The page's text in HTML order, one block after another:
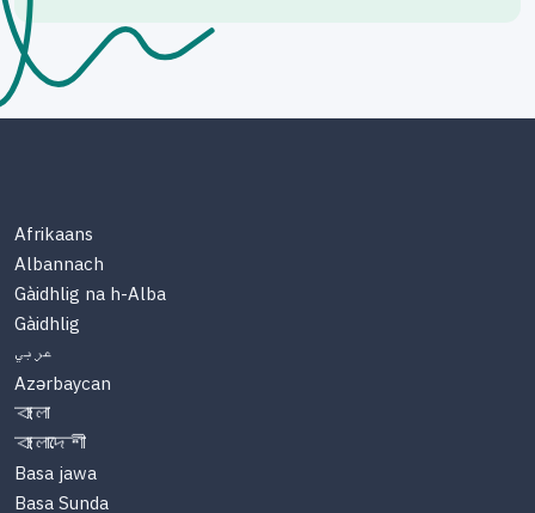
Afrikaans
Albannach
Gàidhlig na h-Alba
Gàidhlig
عربي
Azərbaycan
বাংলা
বাংলাদেশী
Basa jawa
Basa Sunda